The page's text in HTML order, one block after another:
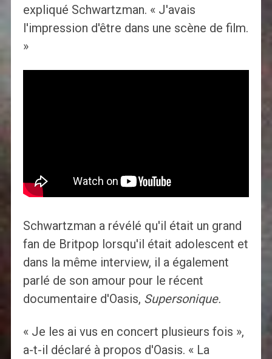
expliqué Schwartzman. « J'avais
l'impression d'être dans une scène de film.
»
Schwartzman a révélé qu'il était un grand
fan de Britpop lorsqu'il était adolescent et
dans la même interview, il a également
parlé de son amour pour le récent
documentaire d'Oasis, Supersonique.
« Je les ai vus en concert plusieurs fois »,
a-t-il déclaré à propos d'Oasis. « La